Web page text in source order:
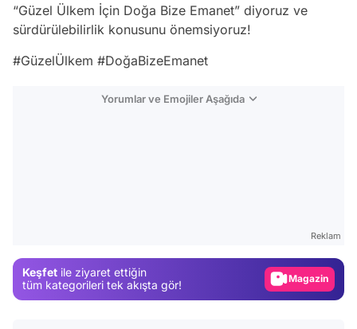
“Güzel Ülkem İçin Doğa Bize Emanet” diyoruz ve
sürdürülebilirlik konusunu önemsiyoruz!
#GüzelÜlkem #DoğaBizeEmanet
Yorumlar ve Emojiler Aşağıda
Reklam
Keşfet ile ziyaret ettiğin
tüm kategorileri tek akışta gör!
Video